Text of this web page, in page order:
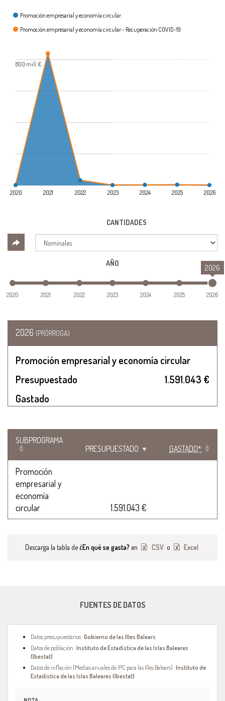
¿En qué se gasta?
Promoción empresarial y economía circular
Promoción empresarial y economía circular - Recuperación COVID-19
2020 2021 2022 2023 2024 2025 2026
800 mill. €
CANTIDADES
AÑO 2026
2020 2021 2022 2023 2024 2025 2026
2026 (PRÓRROGA)
Promoción empresarial y economía circular
Presupuestado
1.591.043 €
Gastado
SUBPROGRAMA
PRESUPUESTADO
GASTADO*
Promoción
empresarial y
economía
circular
1.591.043 €
Descarga la tabla de¿En qué se gasta?en CSV o Excel
FUENTES DE DATOS
Datos presupuestarios ·Gobierno de las Illes Balears
Datos de población ·Instituto de Estadística de las Islas Baleares
(Ibestat)
Datos de inflación (Medias anuales de IPC para las Illes Balears) ·Instituto de
Estadística de las Islas Baleares (Ibestat)